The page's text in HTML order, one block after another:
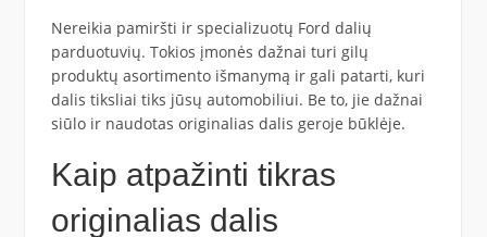
Nereikia pamiršti ir specializuotų Ford dalių
parduotuvių. Tokios įmonės dažnai turi gilų
produktų asortimento išmanymą ir gali patarti, kuri
dalis tiksliai tiks jūsų automobiliui. Be to, jie dažnai
siūlo ir naudotas originalias dalis geroje būklėje.
Kaip atpažinti tikras
originalias dalis